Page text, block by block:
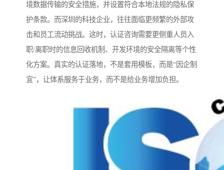
境数据传输的安全措施，并设置符合本地法规的隐私保
护条款。而深圳的科技企业，往往面临更频繁的外部攻
击和员工流动挑战。这时，认证咨询需要更侧重人员入
职/离职时的信息回收机制、开发环境的安全隔离等个性
化方案。真实的认证落地，不是套用模板，而是“因企制
宜”，让体系服务于业务，而不是给业务增加负担。